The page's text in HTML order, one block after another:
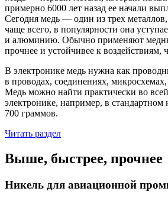
примерно 6000 лет назад ее начали
Сегодня медь — один из трех
чаще всего, в популярности она
и алюминию. Обычно применяют
прочнее и устойчивее к воздействиям,
В электронике медь нужна как
в проводах, соединениях,
Медь можно найти практически во
электронике, например, в стандартном
700 граммов.
Читать раздел
Выше, быстрее, прочнее
Никель для авиационной